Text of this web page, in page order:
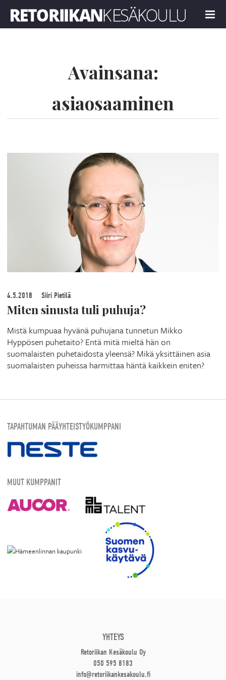
MENU
Avainsana:
asiaosaaminen
4.5.2018 Siiri Pietilä
Miten sinusta tuli puhuja?
Mistä kumpuaa hyvänä puhujana tunnetun Mikko
Hyppösen puhetaito? Entä mitä mieltä hän on
suomalaisten puhetaidosta yleensä? Mikä yksittäinen asia
suomalaisten puheissa harmittaa häntä kaikkein eniten?
TAPAHTUMAN PÄÄYHTEISTYÖKUMPPANI
MUUT KUMPPANIT
YHTEYS
Retoriikan Kesäkoulu Oy
050 595 8183
info@retoriikankesakoulu.fi